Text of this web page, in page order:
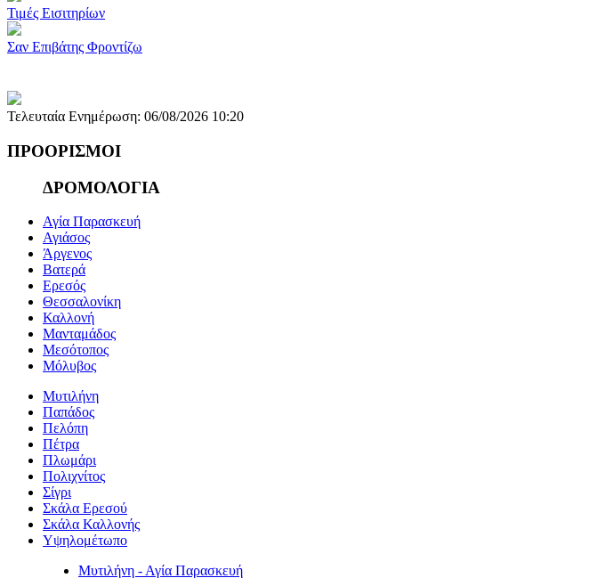
Τιμές Εισιτηρίων
Σαν Επιβάτης Φροντίζω
Τελευταία Ενημέρωση: 06/08/2026 10:20
ΠΡΟΟΡΙΣΜΟΙ
ΔΡΟΜΟΛΟΓΙΑ
Αγία Παρασκευή
Αγιάσος
Άργενος
Βατερά
Ερεσός
Θεσσαλονίκη
Καλλονή
Μανταμάδος
Μεσότοπος
Μόλυβος
Μυτιλήνη
Παπάδος
Πελόπη
Πέτρα
Πλωμάρι
Πολιχνίτος
Σίγρι
Σκάλα Ερεσού
Σκάλα Καλλονής
Υψηλομέτωπο
Μυτιλήνη - Αγία Παρασκευή